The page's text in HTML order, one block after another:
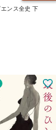
ンス全史 下